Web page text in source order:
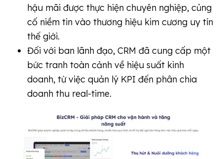
hậu mãi được thực hiện chuyên nghiệp, củng
cố niềm tin vào thương hiệu kim cương uy tín
thế giới.
Đối với ban lãnh đạo, CRM đã cung cấp một
bức tranh toàn cảnh về hiệu suất kinh
doanh, từ việc quản lý KPI đến phân chia
doanh thu real-time.